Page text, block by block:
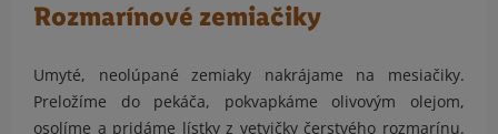
Rozmarínové zemiačiky
Umyté, neolúpané zemiaky nakrájame na mesiačiky.
Preložíme do pekáča, pokvapkáme olivovým olejom,
osolíme a pridáme lístky z vetvičky čerstvého rozmarínu.